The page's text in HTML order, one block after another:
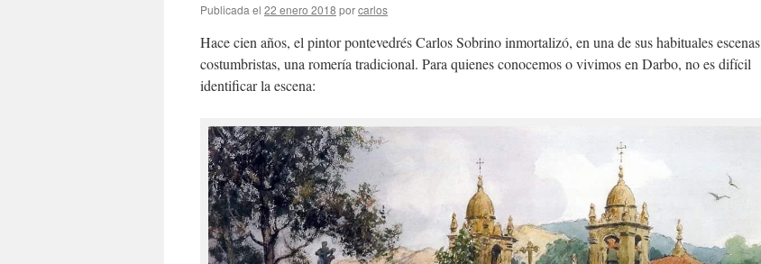
Publicada el 22 enero 2018 porcarlos
Hace cien años, el pintor pontevedrés Carlos Sobrino inmortalizó, en una de sus habituales escenas
costumbristas, una romería tradicional. Para quienes conocemos o vivimos en Darbo, no es difícil
identificar la escena: